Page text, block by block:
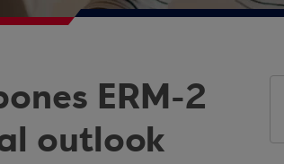
ERM-2
outlook